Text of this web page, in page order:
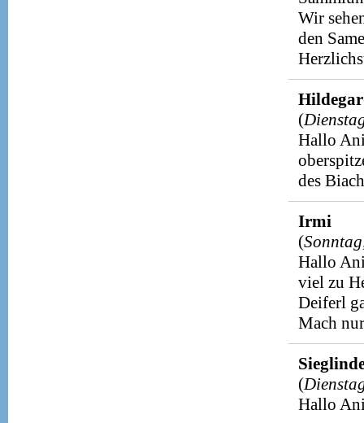
Wir
den
(
Hallo
des
Irmi
(
Hallo
viel zu
Deiferl
Mach
(
Hallo